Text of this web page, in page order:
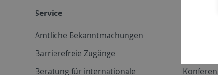
Service
Amtliche Bekanntmachungen
Barrierefreie Zugänge
Beratung für internationale